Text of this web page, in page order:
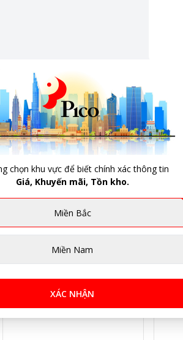
Bình nước INOCHI
BIBW1200TK1 cao cấp Biwa
123.000đ -34%
82.000đ
5 (Đã bán 32) 5
chọn khu vực để biết chính xác thông tin
Giá, Khuyến mãi, Tồn kho.
Miền Bắc
Miền Nam
XÁC NHẬN